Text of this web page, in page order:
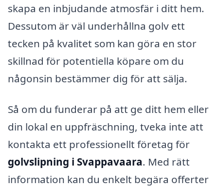
skapa en inbjudande atmosfär i ditt hem.
Dessutom är väl underhållna golv ett
tecken på kvalitet som kan göra en stor
skillnad för potentiella köpare om du
någonsin bestämmer dig för att sälja.
Så om du funderar på att ge ditt hem eller
din lokal en uppfräschning, tveka inte att
kontakta ett professionellt företag för
golvslipning i Svappavaara. Med rätt
information kan du enkelt begära offerter